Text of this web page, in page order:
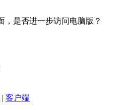
，是否进一步访问电脑版？
| 客户端